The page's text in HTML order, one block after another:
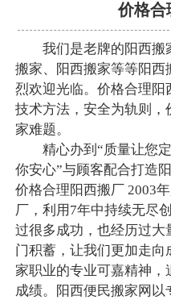
价格合
我们是老牌的阳西搬
搬家、阳西搬家等等阳
烈欢迎光临。价格合理
技术方法，安全为轨则
家难题。
精心办到“质量让您定
你安心”与顾客配合打造
价格合理阳西搬厂 2003
厂，利用7年中持续无尽
过很多成功，也经历过
门积蓄，让我们更加走
家职业的专业可嘉精神
成绩。阳西便民搬家网